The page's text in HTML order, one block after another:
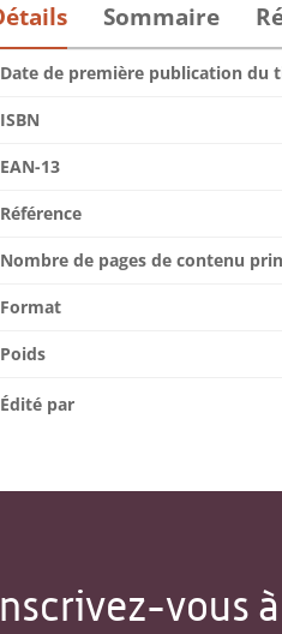
Sommaire
Date de première publication du
ISBN
EAN-13
Référence
Nombre de pages de contenu
Format
Poids
Édité par
vous